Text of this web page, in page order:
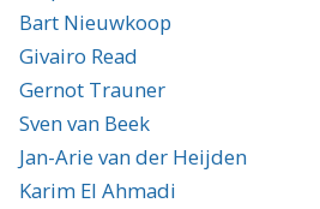
Bart Nieuwkoop
Givairo Read
Gernot Trauner
Sven van Beek
Jan-Arie van der Heijden
Karim El Ahmadi